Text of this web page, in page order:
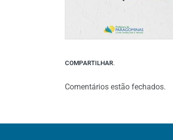
COMPARTILHAR.
Comentários estão fechados.